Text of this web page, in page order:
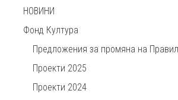
НОВИНИ
Фонд Култура
Предложения за промяна на
Проекти 2025
Проекти 2024